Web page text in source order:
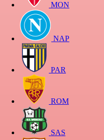
MON
NAP
PAR
ROM
SAS